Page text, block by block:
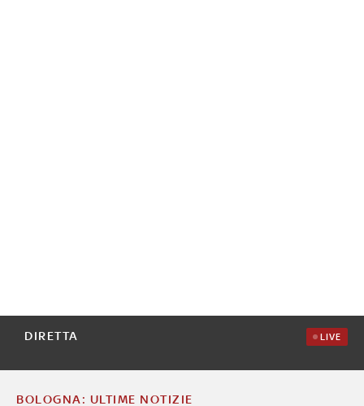
DIRETTA LIVE
BOLOGNA: ULTIME NOTIZIE